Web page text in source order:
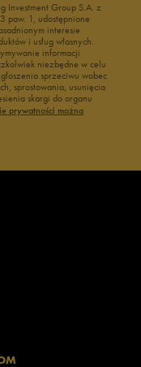
Investment Group S.A. z
paw. 1, udostępnione
interesie
i usług własnych.
informacji
niezbędne w celu
sprzeciwu wobec
sprostowania, usunięcia
skargi do organu
prywatności można